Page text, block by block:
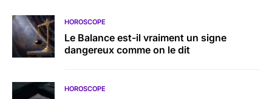
HOROSCOPE
Le Balance est-il vraiment un signe
dangereux comme on le dit
HOROSCOPE